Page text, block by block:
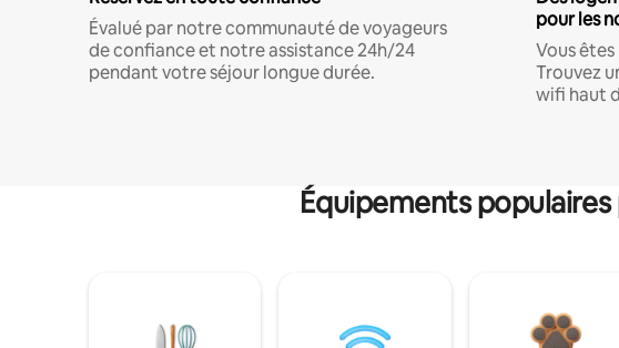
Évalué par notre communauté de voyageurs
de confiance et notre assistance 24h/24
pendant votre séjour longue durée.
pour les
Vous
Trouvez
wifi haut
Équipements